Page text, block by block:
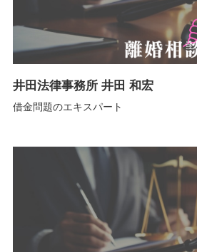
井田法律事務所 井田 和宏
借金問題のエキスパート